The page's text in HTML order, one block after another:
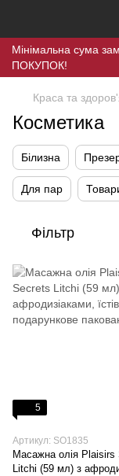
Мінімальна сума
ПОКУПОК!
Краса та
Косметика
Білизна
Для пар
Фільтр
5
Артикул: SO1835
Масажна олія Plaisirs
Litchi (59 мл) з